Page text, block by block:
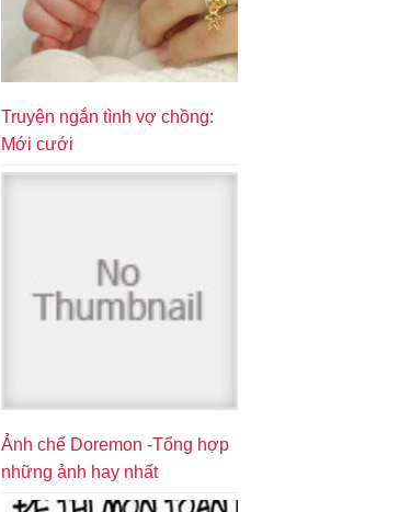
Truyện ngắn tình vợ chồng:
Mới cưới
Ảnh chế Doremon -Tổng hợp
những ảnh hay nhất